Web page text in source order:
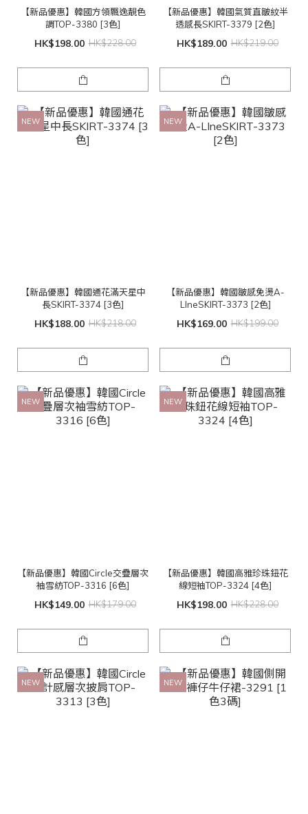
【新品優惠】韓國方領飄逸靚色
調TOP-3380 [3色]
HK$198.00 HK$228.00
【新品優惠】韓國氣質直皺紋半
透感長SKIRT-3379 [2色]
HK$189.00 HK$219.00
NEW
【新品優惠】韓國通花滿天星中
長SKIRT-3374 [3色]
HK$188.00 HK$218.00
NEW
【新品優惠】韓國皺感免燙A-
LIneSKIRT-3373 [2色]
HK$169.00 HK$199.00
NEW
【新品優惠】韓國Circle交疊層次
袖雪紡TOP-3316 [6色]
HK$149.00 HK$179.00
NEW
【新品優惠】韓國高雅珍珠鈕花
線短袖TOP-3324 [4色]
HK$198.00 HK$228.00
NEW NEW